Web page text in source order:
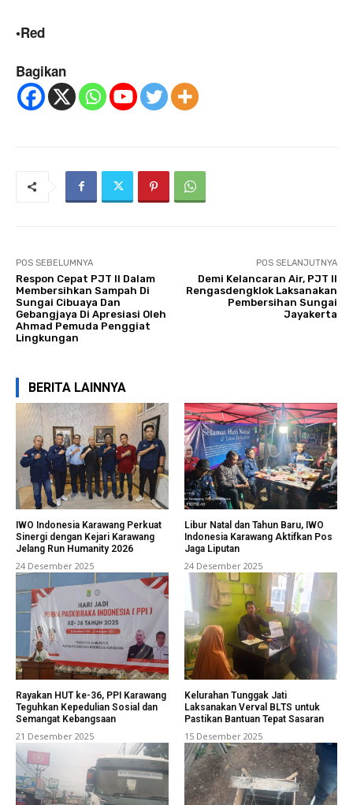
•Red
Bagikan
POS SEBELUMNYA
Respon Cepat PJT II Dalam
Membersihkan Sampah Di
Sungai Cibuaya Dan
Gebangjaya Di Apresiasi Oleh
Ahmad Pemuda Penggiat
Lingkungan
POS SELANJUTNYA
Demi Kelancaran Air, PJT II
Rengasdengklok Laksanakan
Pembersihan Sungai
Jayakerta
BERITA LAINNYA
IWO Indonesia Karawang Perkuat
Sinergi dengan Kejari Karawang
Jelang Run Humanity 2026
24 Desember 2025
Libur Natal dan Tahun Baru, IWO
Indonesia Karawang Aktifkan Pos
Jaga Liputan
24 Desember 2025
Rayakan HUT ke-36, PPI Karawang
Teguhkan Kepedulian Sosial dan
Semangat Kebangsaan
21 Desember 2025
Kelurahan Tunggak Jati
Laksanakan Verval BLTS untuk
Pastikan Bantuan Tepat Sasaran
15 Desember 2025